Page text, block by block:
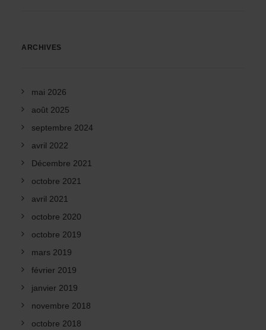
ARCHIVES
mai 2026
août 2025
septembre 2024
avril 2022
Décembre 2021
octobre 2021
avril 2021
octobre 2020
octobre 2019
mars 2019
février 2019
janvier 2019
novembre 2018
octobre 2018